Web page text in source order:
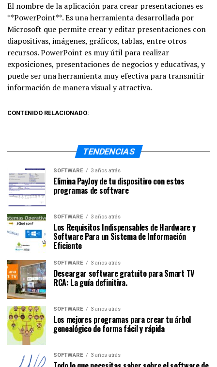
El nombre de la aplicación para crear presentaciones es
**PowerPoint**. Es una herramienta desarrollada por
Microsoft que permite crear y editar presentaciones con
diapositivas, imágenes, gráficos, tablas, entre otros
recursos. PowerPoint es muy útil para realizar
exposiciones, presentaciones de negocios y educativas, y
puede ser una herramienta muy efectiva para transmitir
información de manera visual y atractiva.
CONTENIDO RELACIONADO:
TENDENCIAS
SOFTWARE 3 años atrás
Elimina PayJoy de tu dispositivo con estos
programas de software
SOFTWARE 3 años atrás
Los Requisitos Indispensables de Hardware y
Software Para un Sistema de Información
Eficiente
SOFTWARE 3 años atrás
Descargar software gratuito para Smart TV
RCA: La guía definitiva.
SOFTWARE 3 años atrás
Los mejores programas para crear tu árbol
genealógico de forma fácil y rápida
SOFTWARE 3 años atrás